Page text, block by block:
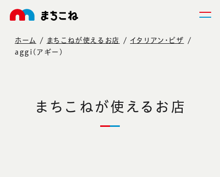
ホーム まちこねが使えるお店
イタリアン・ピザ
aggi(アギー)
まちこねが使えるお店